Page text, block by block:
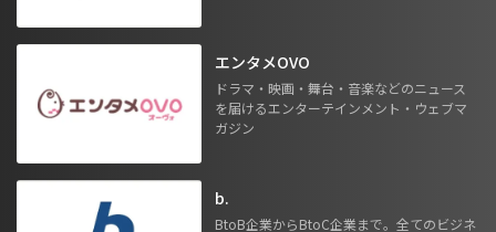
エンタメOVO
ドラマ・映画・舞台・音楽などのニュース
を届けるエンターテインメント・ウェブマ
ガジン
b.
BtoB企業からBtoC企業まで。全てのビジネ